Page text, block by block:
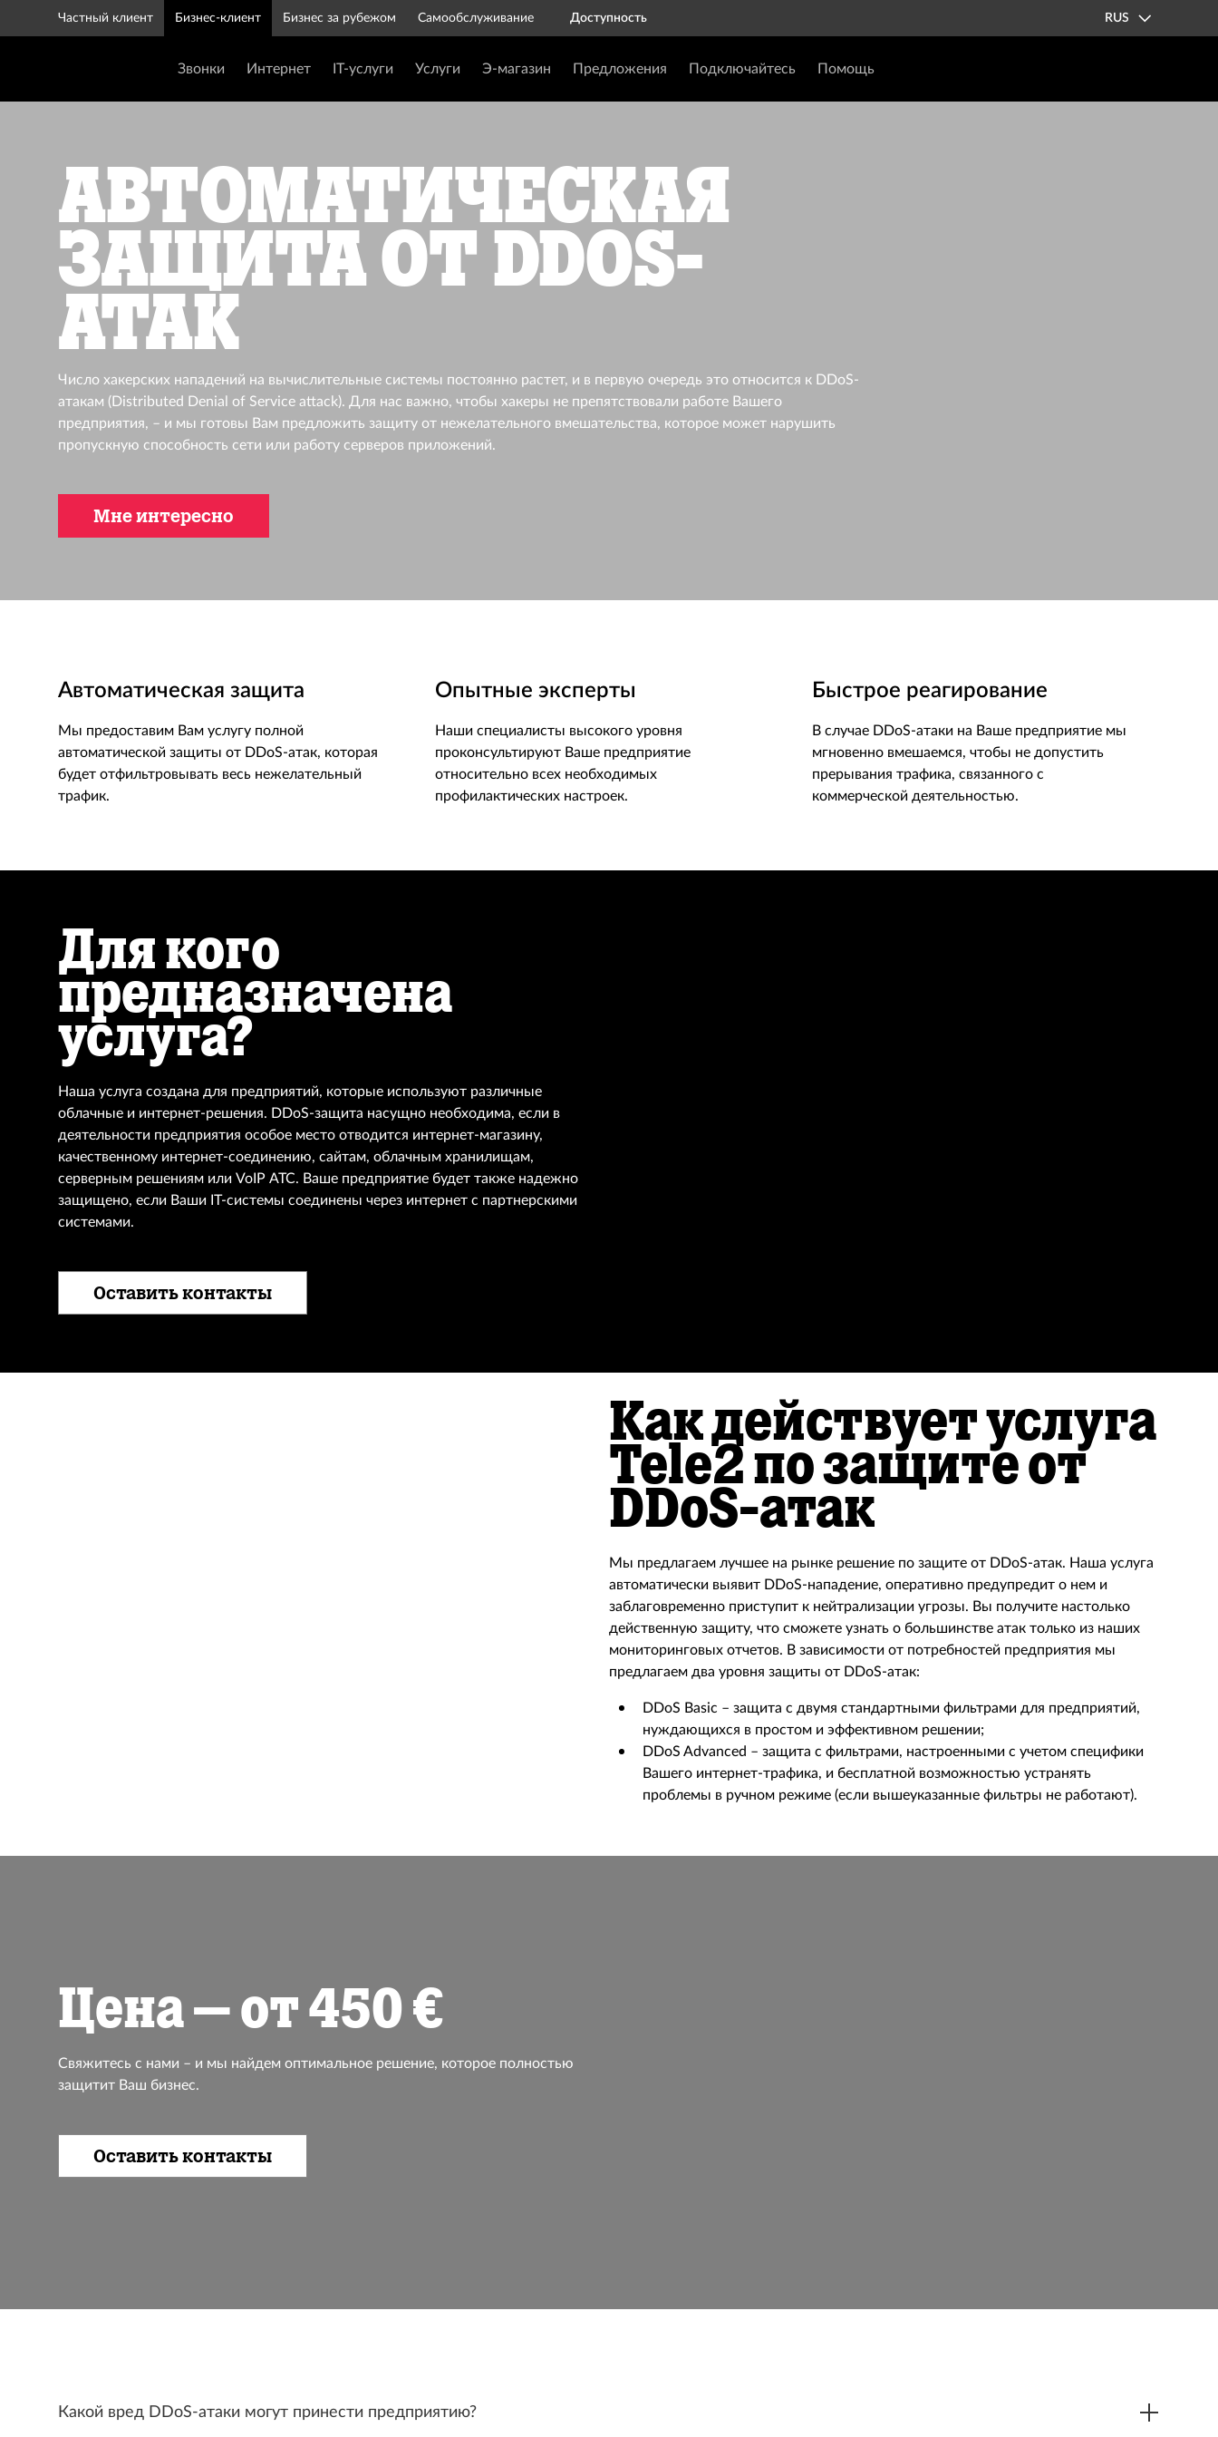
Частный клиент Бизнес-клиент Бизнес за рубежом Самообслуживание Доступность RUS
Звонки Интернет IT-услуги Услуги Э-магазин Предложения Подключайтесь Помощь
Автоматическая
защита от DDoS-
атак
Число хакерских нападений на вычислительные системы постоянно растет, и в первую очередь это относится к DDoS-
атакам (Distributed Denial of Service attack). Для нас важно, чтобы хакеры не препятствовали работе Вашего
предприятия, – и мы готовы Вам предложить защиту от нежелательного вмешательства, которое может нарушить
пропускную способность сети или работу серверов приложений.
Мне интересно
Автоматическая защита
Мы предоставим Вам услугу полной
автоматической защиты от DDoS-атак, которая
будет отфильтровывать весь нежелательный
трафик.
Опытные эксперты
Наши специалисты высокого уровня
проконсультируют Ваше предприятие
относительно всех необходимых
профилактических настроек.
Быстрое реагирование
В случае DDoS-атаки на Ваше предприятие мы
мгновенно вмешаемся, чтобы не допустить
прерывания трафика, связанного с
коммерческой деятельностью.
Для кого
предназначена
услуга?
Наша услуга создана для предприятий, которые используют различные
облачные и интернет-решения. DDoS-защита насущно необходима, если в
деятельности предприятия особое место отводится интернет-магазину,
качественному интернет-соединению, сайтам, облачным хранилищам,
серверным решениям или VoIP АТС. Ваше предприятие будет также надежно
защищено, если Ваши IT-системы соединены через интернет с партнерскими
системами.
Оставить контакты
Как действует услуга
Tele2 по защите от
DDoS-атак
Мы предлагаем лучшее на рынке решение по защите от DDoS-атак. Наша услуга
автоматически выявит DDoS-нападение, оперативно предупредит о нем и
заблаговременно приступит к нейтрализации угрозы. Вы получите настолько
действенную защиту, что сможете узнать о большинстве атак только из наших
мониторинговых отчетов. В зависимости от потребностей предприятия мы
предлагаем два уровня защиты от DDoS-атак:
DDoS Basic – защита с двумя стандартными фильтрами для предприятий,
нуждающихся в простом и эффективном решении;
DDoS Advanced – защита с фильтрами, настроенными с учетом специфики
Вашего интернет-трафика, и бесплатной возможностью устранять
проблемы в ручном режиме (если вышеуказанные фильтры не работают).
Цена – от 450 €
Свяжитесь с нами – и мы найдем оптимальное решение, которое полностью
защитит Ваш бизнес.
Оставить контакты
Какой вред DDoS-атаки могут принести предприятию?